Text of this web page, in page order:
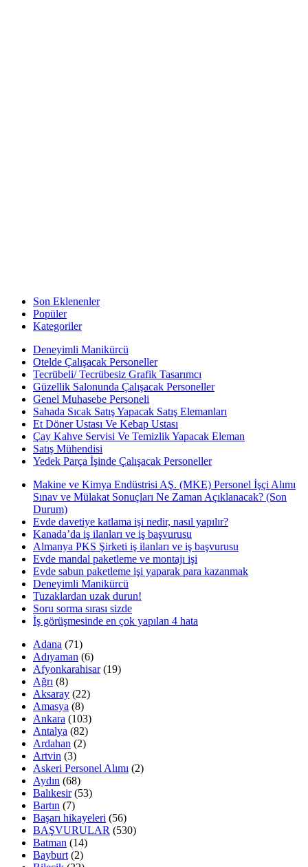
Son Eklenenler
Popüler
Kategoriler
Deneyimli Manikürcü
Otelde Çalışacak Personeller
Tecrübeli/ Tecrübesiz Grafik Tasarımcı
Güzellik Salonunda Çalışacak Personeller
Genel Muhasebe Personeli
Sahada Sıcak Satış Yapacak Satış Elemanları
Et Döner Ustası Ve Kebap Ustası
Çay Kahve Servisi Ve Temizlik Yapacak Eleman
Satış Mühendisi
Yedek Parça İşinde Çalışacak Personeller
Makine ve Kimya Endüstrisi AŞ. (MKE) Personel İşçi Alımı
Sınav ve Mülakat Sonuçları Ne Zaman Açıklanacak? (Son
Durum)
Evde davetiye katlama işi nedir, nasıl yapılır?
Kanada’da iş ilanları ve iş başvurusu
Almanya PKS Şirketi iş ilanları ve iş başvurusu
Evde mandal paketleme ve montajı işi
Evde sabun paketleme işi yaparak para kazanmak
Deneyimli Manikürcü
Tuzaklardan uzak durun!
Soru sorma sırası sizde
İş görüşmesinde en çok yapılan 4 hata
Adana (71)
Adıyaman (6)
Afyonkarahisar(19)
Ağrı (8)
Aksaray (22)
Amasya (8)
Ankara (103)
Antalya (82)
Ardahan (2)
Artvin (3)
Askeri Personel Alımı (2)
Aydın (68)
Balıkesir(53)
Bartın (7)
Başarı hikayeleri (56)
BAŞVURULAR (530)
Batman (14)
Bayburt (2)